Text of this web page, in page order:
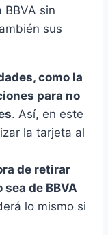
sin
sus
como la
para no
. Así, en este
la tarjeta al
de retirar
de BBVA
lo mismo si